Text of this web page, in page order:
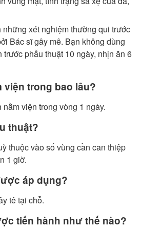
xét nghiệm thường qui trước
Bác sĩ gây mê. Bạn không dùng
phẫu thuật 10 ngày, nhịn ăn 6
viện trong bao lâu?
viện trong vòng 1 ngày.
thuật?
thuộc vào số vùng cần can thiệp
1 giờ.
áp dụng?
tê tại chỗ.
tiến hành như thế nào?